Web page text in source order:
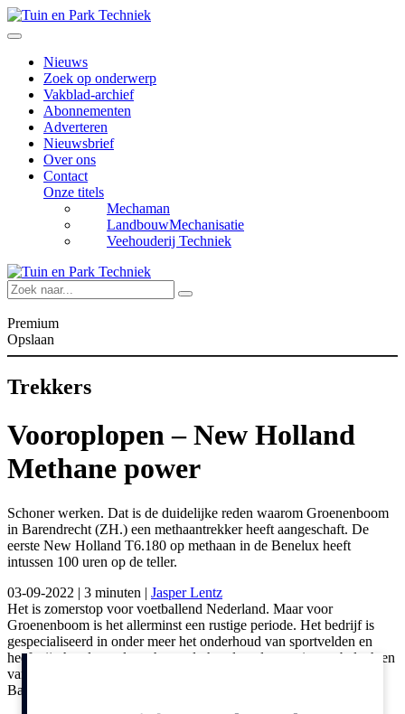
Nieuws
Zoek op onderwerp
Vakblad-archief
Abonnementen
Adverteren
Nieuwsbrief
Over ons
Contact
Onze titels
Mechaman
LandbouwMechanisatie
Veehouderij Techniek
Premium
Opslaan
Trekkers
Vooroplopen – New Holland
Methane power
Schoner werken. Dat is de duidelijke reden waarom Groenenboom
in Barendrecht (ZH.) een methaantrekker heeft aangeschaft. De
eerste New Holland T6.180 op methaan in de Benelux heeft
intussen 100 uren op de teller.
03-09-2022 | 3 minuten | Jasper Lentz
Het is zomerstop voor voetballend Nederland. Maar voor
Groenenboom is het allerminst een rustige periode. Het bedrijf is
gespecialiseerd in onder meer het onderhoud van sportvelden en
heeft zijn handen vol aan het onderhouden, doorzaaien en beluchten
van voetbalvelden in de wijde omtrek van de thuisbasis in
Barendrecht (ZH.). In Heerjansdam (ZH.) is Dick Groenenboom